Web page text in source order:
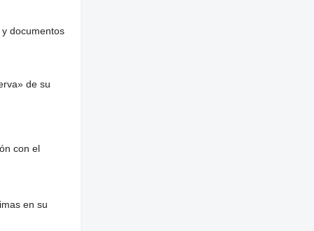
documentos
de su
con el
en su